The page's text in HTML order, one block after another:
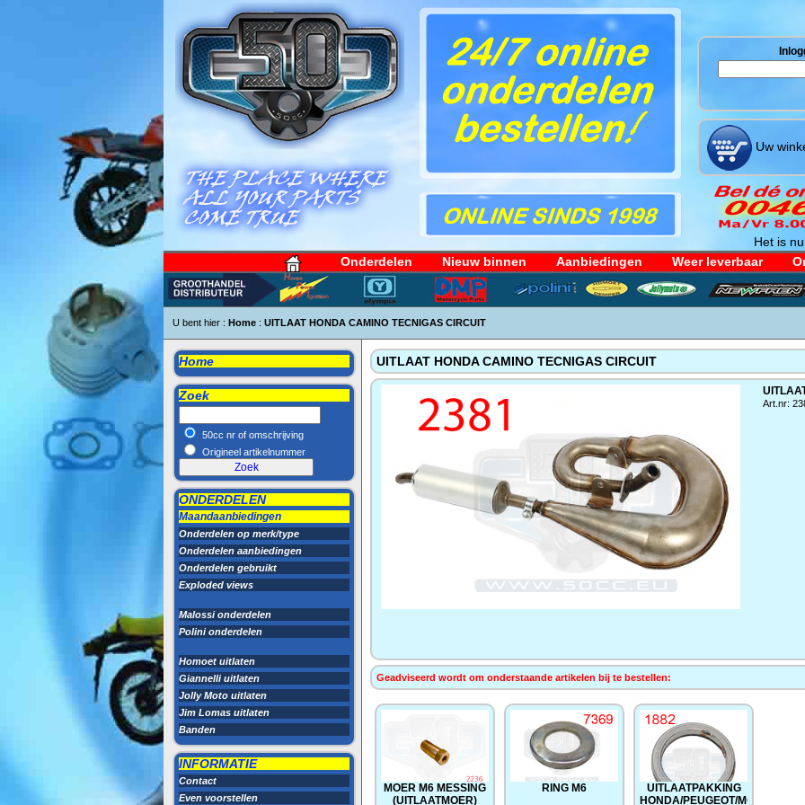
Uw
Het is
Onderdelen
Nieuw binnen Aanbiedingen Weer leverbaar
U bent hier : Home : UITLAAT HONDA CAMINO TECNIGAS CIRCUIT
Home
Zoek
50cc nr of omschrijving
Origineel artikelnummer
ONDERDELEN
Maandaanbiedingen
Onderdelen op merk/type
Onderdelen aanbiedingen
Onderdelen gebruikt
Exploded views
Malossi onderdelen
Polini onderdelen
Homoet uitlaten
Giannelli uitlaten
Jolly Moto uitlaten
Jim Lomas uitlaten
Banden
INFORMATIE
Contact
Even voorstellen
UITLAAT HONDA CAMINO TECNIGAS CIRCUIT
Art.nr:
Geadviseerd wordt om onderstaande artikelen bij te bestellen:
MOER M6 MESSING
(UITLAATMOER)
RING M6
UITLAATPAKKING
HONDA/PEUGEOT/MORINI